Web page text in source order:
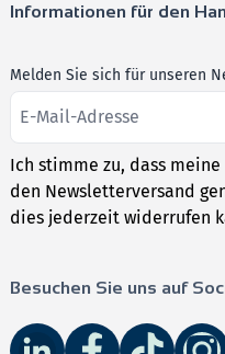
Informationen für den
Melden Sie sich für unseren
Ich stimme zu, dass
den Newsletterversand
dies jederzeit widerrufen
Besuchen Sie uns auf